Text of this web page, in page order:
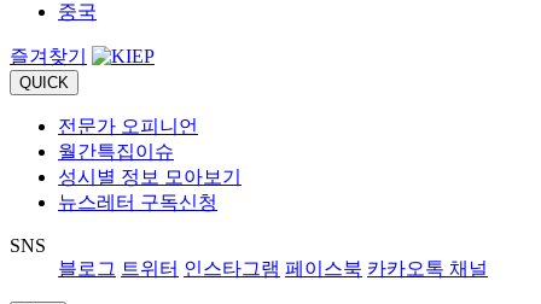
중국
즐겨찾기
QUICK
전문가 오피니언
월간특집이슈
성시별 정보 모아보기
뉴스레터 구독신청
SNS
블로그 트위터 인스타그램 페이스북 카카오톡 채널